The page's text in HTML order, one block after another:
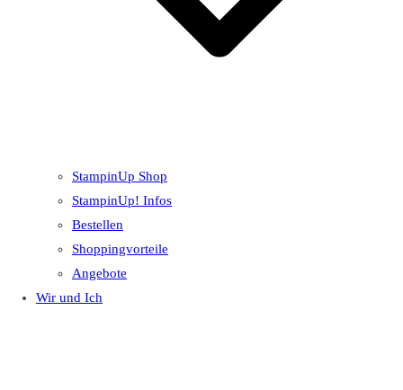
StampinUp Shop
StampinUp! Infos
Bestellen
Shoppingvorteile
Angebote
Wir und Ich